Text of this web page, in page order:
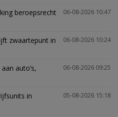
06-08-2026 10:47
beroepsrecht
06-08-2026 10:24
zwaartepunt in
06-08-2026 09:25
auto’s,
05-08-2026 15:18
in